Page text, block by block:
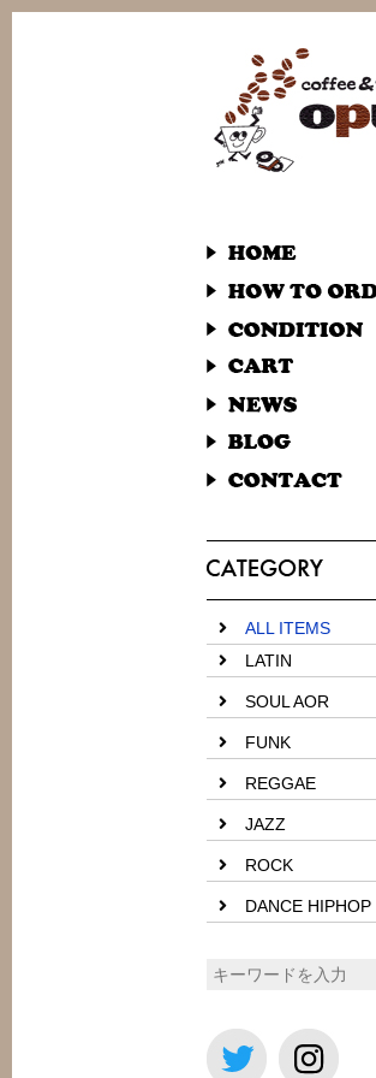
ALL ITEMS
LATIN
SOUL AOR
FUNK
REGGAE
JAZZ
ROCK
DANCE HIPHOP